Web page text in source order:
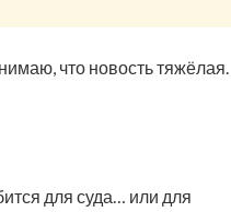
что новость тяжёлая.
для суда… или для